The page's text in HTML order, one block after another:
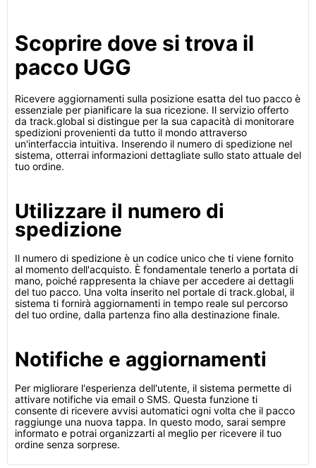
Scoprire dove si trova il
pacco UGG
Ricevere aggiornamenti sulla posizione esatta del tuo pacco è
essenziale per pianificare la sua ricezione. Il servizio offerto
da track.global si distingue per la sua capacità di monitorare
spedizioni provenienti da tutto il mondo attraverso
un'interfaccia intuitiva. Inserendo il numero di spedizione nel
sistema, otterrai informazioni dettagliate sullo stato attuale del
tuo ordine.
Utilizzare il numero di
spedizione
Il numero di spedizione è un codice unico che ti viene fornito
al momento dell'acquisto. È fondamentale tenerlo a portata di
mano, poiché rappresenta la chiave per accedere ai dettagli
del tuo pacco. Una volta inserito nel portale di track.global, il
sistema ti fornirà aggiornamenti in tempo reale sul percorso
del tuo ordine, dalla partenza fino alla destinazione finale.
Notifiche e aggiornamenti
Per migliorare l'esperienza dell'utente, il sistema permette di
attivare notifiche via email o SMS. Questa funzione ti
consente di ricevere avvisi automatici ogni volta che il pacco
raggiunge una nuova tappa. In questo modo, sarai sempre
informato e potrai organizzarti al meglio per ricevere il tuo
ordine senza sorprese.